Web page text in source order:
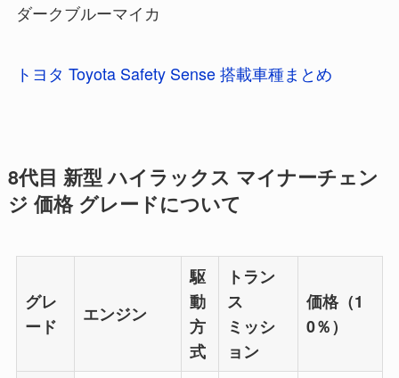
ダークブルーマイカ
トヨタ Toyota Safety Sense 搭載車種まとめ
8代目 新型 ハイラックス マイナーチェン
ジ 価格 グレードについて
グレ
ード
エンジン
駆
動
方
式
トラン
ス
ミッシ
ョン
価格（1
0％）